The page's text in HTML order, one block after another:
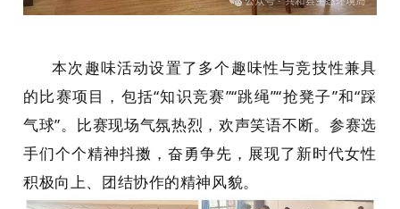
本次趣味活动设置了多个趣味性与竞技性兼具
的比赛项目，包括“知识竞赛”“跳绳”“抢凳子”和“踩
气球”。比赛现场气氛热烈，欢声笑语不断。参赛选
手们个个精神抖擞，奋勇争先，展现了新时代女性
积极向上、团结协作的精神风貌。